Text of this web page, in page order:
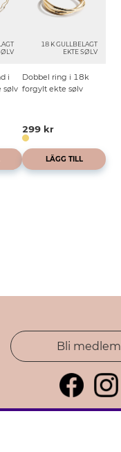
i
sølv
18 K GULLBELAGT
EKTE SØLV
Dobbel ring i 18k
forgylt ekte sølv
299 kr
LÄGG TILL
Bli medlem